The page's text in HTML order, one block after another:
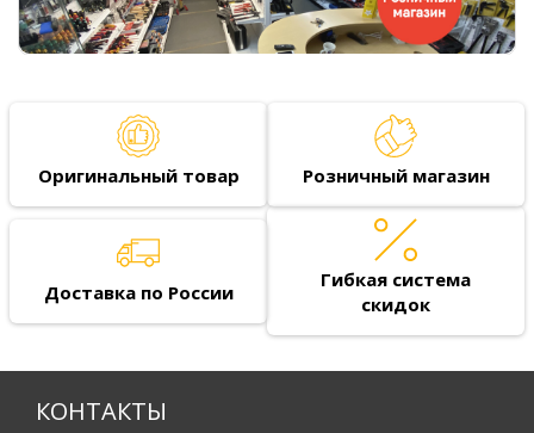
Оригинальный товар Розничный магазин
Доставка по России
Гибкая система
скидок
КОНТАКТЫ